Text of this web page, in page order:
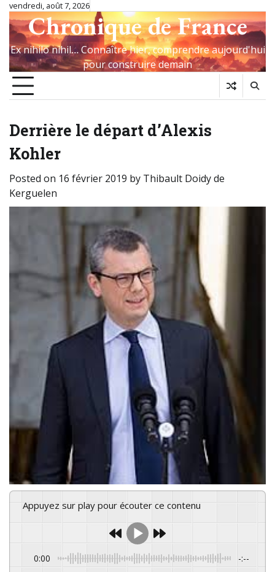
Skip
content
vendredi, août 7, 2026
Chronique de France
Ex nihilo nihil… Connaître hier, comprendre aujourd'hui
pour construire demain
Derrière le départ d’Alexis
Kohler
Posted on 16 février 2019 by Thibault Doidy de
Kerguelen
Appuyez sur play pour écouter ce contenu
0:00 -:--